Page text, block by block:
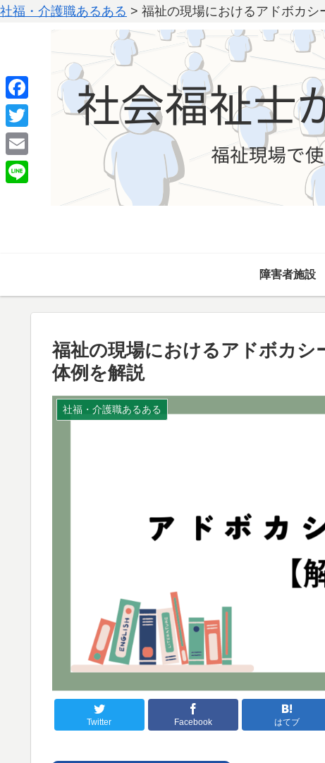
社福・介護職あるある > 福祉の現場におけるアドボカ
障害者施設
福祉の現場におけるアドボカシ
体例を解説
社福・介護職あるある
Twitter Facebook はてブ
F
a
c
e
T
w
i
E